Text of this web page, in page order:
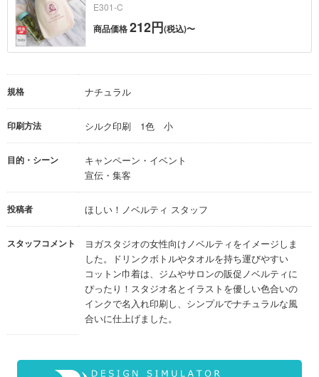
E301-C
商品価格212円(税込)〜
規格 ナチュラル
印刷方法 シルク印刷 1色 小
目的・シーン
キャンペーン・イベント
宣伝・集客
投稿者 ほしい！ノベルティ スタッフ
スタッフコメント
ヨガスタジオの女性向けノベルティをイメージしま
した。ドリンクボトルやタオルを持ち運びやすい
コットン巾着は、ジムやサロンの販促ノベルティに
ぴったり！スタジオ名とイラストを優しい色合いの
インクで名入れ印刷し、シンプルでナチュラルな風
合いに仕上げました。